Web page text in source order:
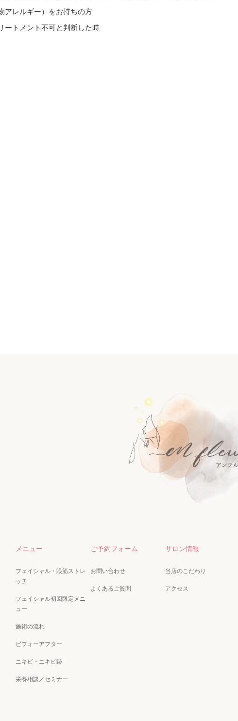
アレルギー）をお持ちの方
ートメント不可と判断した時
メニュー
フェイシャル・眼筋ストレ
ッチ
フェイシャル初回限定メニ
ュー
施術の流れ
ビフォーアフター
ニキビ・ニキビ跡
栄養相談／セミナー
ご予約フォーム
お問い合わせ
よくあるご質問
サロン情報
当店のこだわり
アクセス